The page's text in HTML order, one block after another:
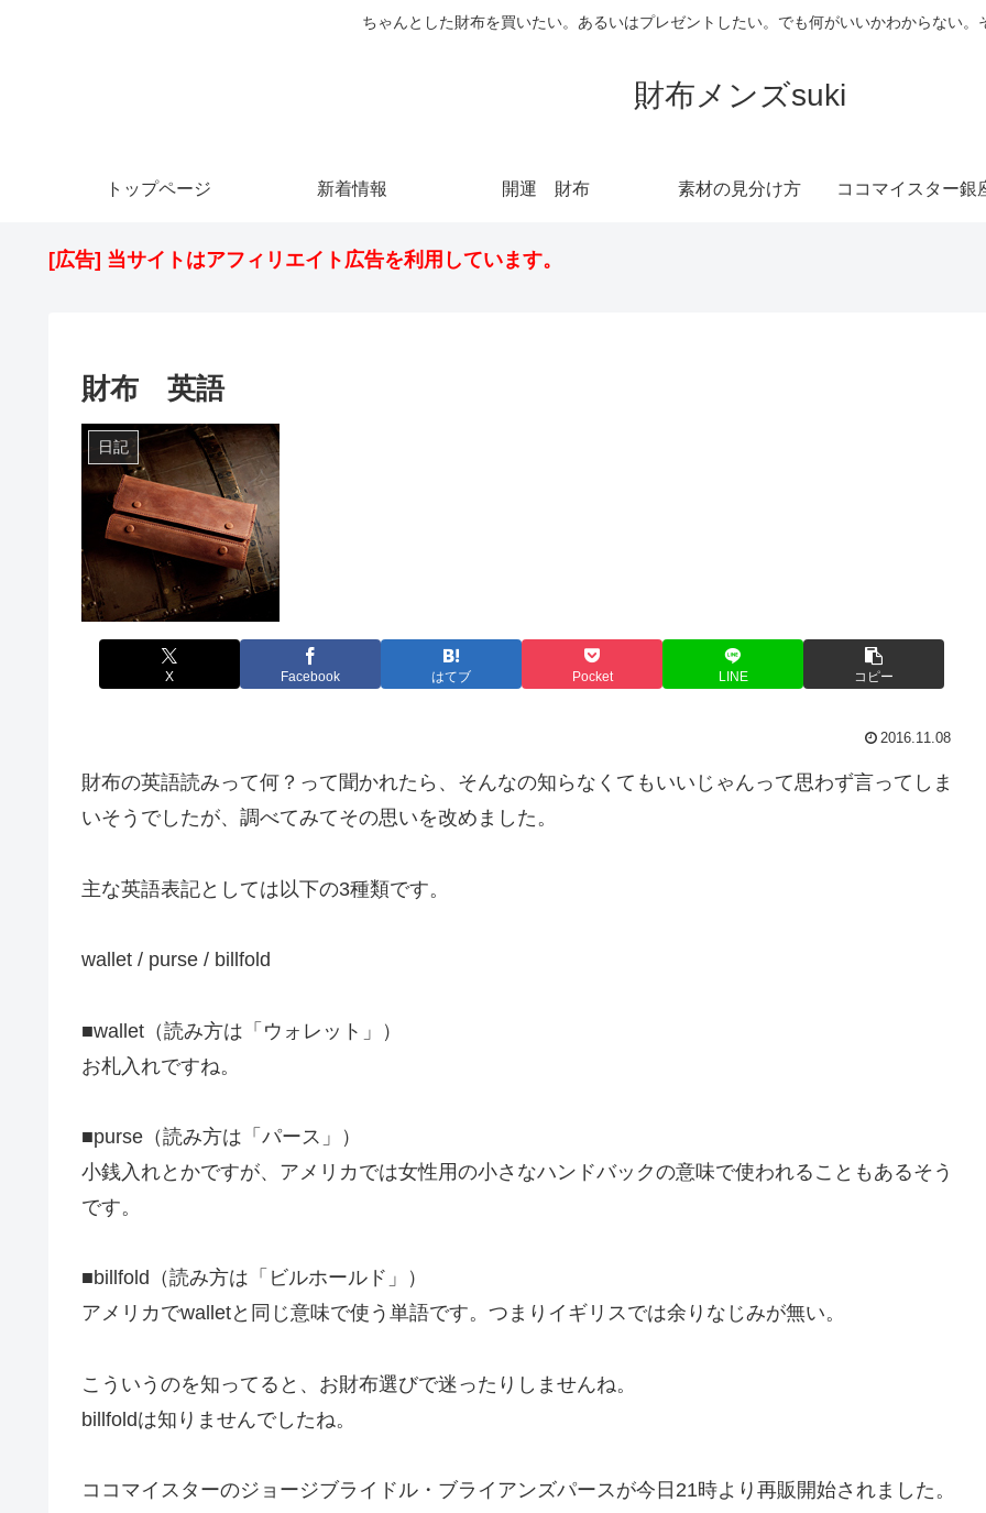
ちゃんとした財布を買いたい。あるいはプレゼントしたい。でも何がいいかわからない。
財布メンズsuki
トップページ 新着情報 開運 財布 素材の見分け方
[広告] 当サイトはアフィリエイト広告を利用しています。
財布 英語
日記
X Facebook はてブ Pocket LINE コピー
2016.11.08
財布の英語読みって何？って聞かれたら、そんなの知らなくてもいいじゃんって思わず言ってしま
いそうでしたが、調べてみてその思いを改めました。
主な英語表記としては以下の3種類です。
wallet / purse / billfold
■wallet（読み方は「ウォレット」）
お札入れですね。
■purse（読み方は「パース」）
小銭入れとかですが、アメリカでは女性用の小さなハンドバックの意味で使われることもあるそう
です。
■billfold（読み方は「ビルホールド」）
アメリカでwalletと同じ意味で使う単語です。つまりイギリスでは余りなじみが無い。
こういうのを知ってると、お財布選びで迷ったりしませんね。
billfoldは知りませんでしたね。
ココマイスターのジョージブライドル・ブライアンズパースが今日21時より再販開始されました。